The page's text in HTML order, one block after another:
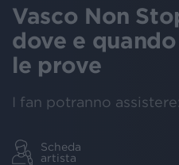
Vasco Non
dove e
le prove
I fan potranno
Scheda
artista